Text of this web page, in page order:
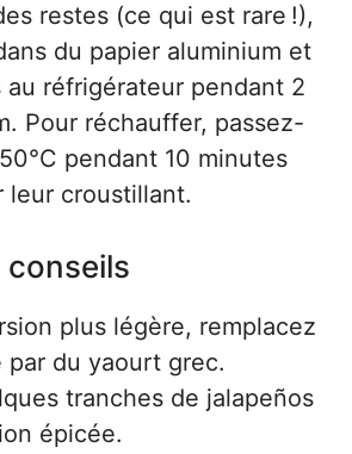
restes (ce qui est rare !),
du papier aluminium et
réfrigérateur pendant 2
Pour réchauffer, passez-
pendant 10 minutes
leur croustillant.
plus légère, remplacez
par du yaourt grec.
tranches de jalapeños
épicée.